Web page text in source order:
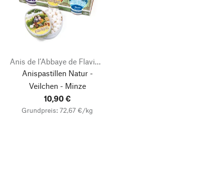
Anis de l’Abbaye de Flavigny
Anispastillen Natur -
Veilchen - Minze
10,90 €
Grundpreis: 72,67 €/kg